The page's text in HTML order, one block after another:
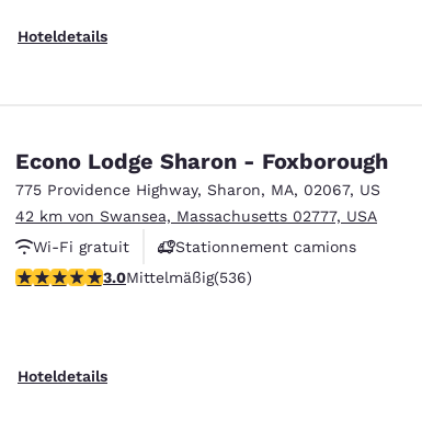
Hoteldetails
Econo Lodge Sharon - Foxborough
775 Providence Highway, Sharon, MA, 02067, US
42 km von Swansea, Massachusetts 02777, USA
Wi-Fi gratuit
Stationnement camions
3.01-Sterne-Bewertung. Mittelmäßig. 536 Bewertungen
3.0Mittelmäßig(536)
Hoteldetails